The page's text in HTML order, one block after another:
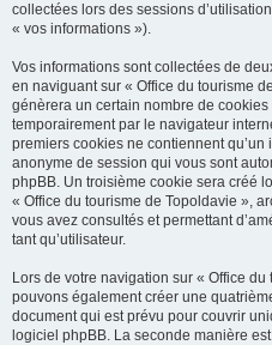
collectées lors des sessions
« vos informations »).
Vos informations sont collectées de
en naviguant sur « Office du tourisme
génèrera un certain nombre de
temporairement par le navigateur
premiers cookies ne contiennent
anonyme de session qui vous sont
phpBB. Un troisième cookie sera créé
« Office du tourisme de Topoldavie »,
vous avez consultés et permettant
tant qu’utilisateur.
Lors de votre navigation sur « Office
pouvons également créer une
document qui est prévu pour couvrir
logiciel phpBB. La seconde manière